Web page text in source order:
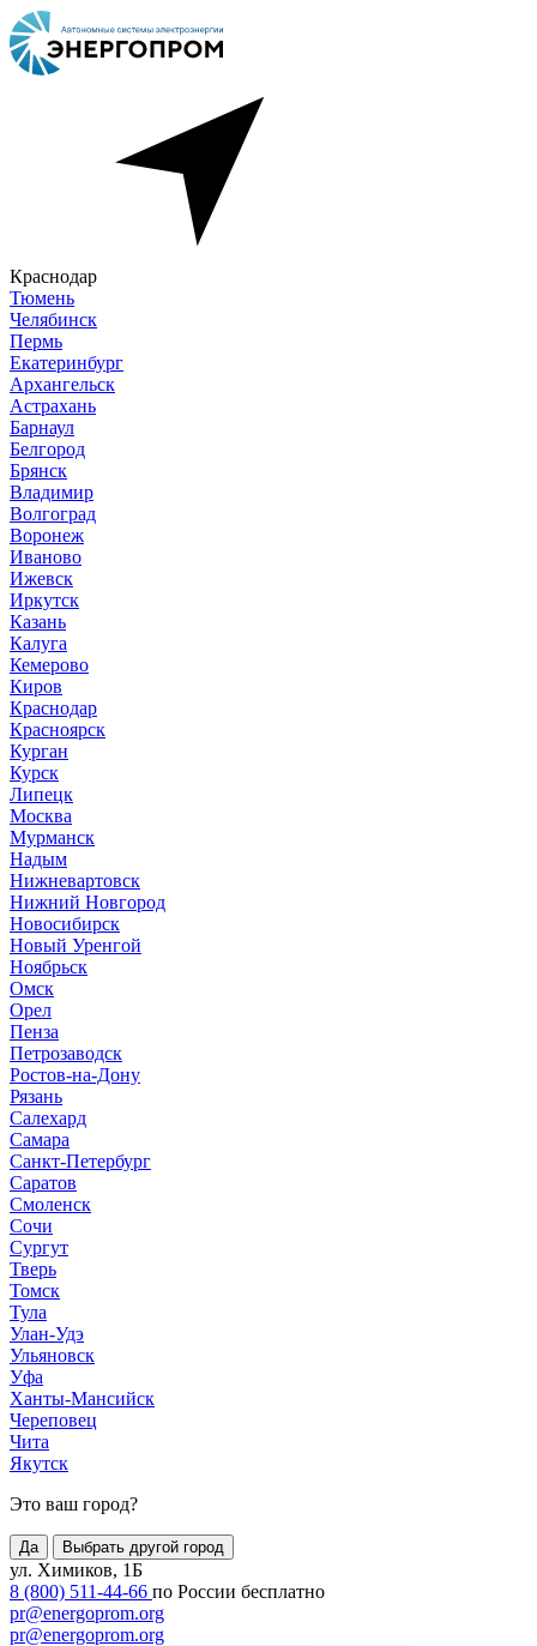
Краснодар
Тюмень
Челябинск
Пермь
Екатеринбург
Архангельск
Астрахань
Барнаул
Белгород
Брянск
Владимир
Волгоград
Воронеж
Иваново
Ижевск
Иркутск
Казань
Калуга
Кемерово
Киров
Краснодар
Красноярск
Курган
Курск
Липецк
Москва
Мурманск
Надым
Нижневартовск
Нижний Новгород
Новосибирск
Новый Уренгой
Ноябрьск
Омск
Орел
Пенза
Петрозаводск
Ростов-на-Дону
Рязань
Салехард
Самара
Санкт-Петербург
Саратов
Смоленск
Сочи
Сургут
Тверь
Томск
Тула
Улан-Удэ
Ульяновск
Уфа
Ханты-Мансийск
Череповец
Чита
Якутск
Это ваш город?
Да Выбрать другой город
ул. Химиков, 1Б
8 (800) 511-44-66 по России бесплатно
pr@energoprom.org
pr@energoprom.org